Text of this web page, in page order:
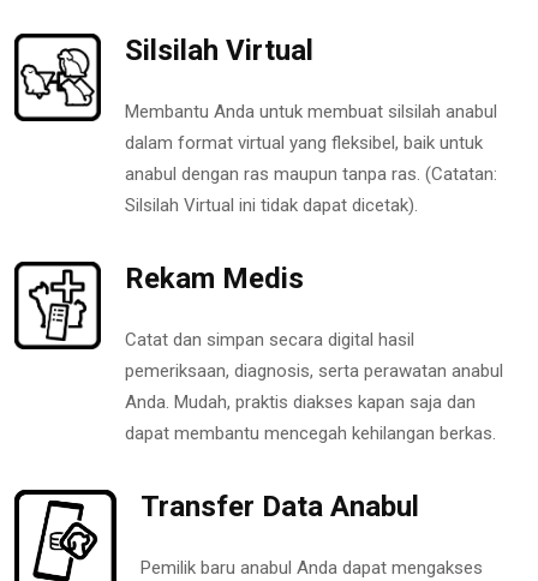
Silsilah Virtual
Membantu Anda untuk membuat silsilah anabul
dalam format virtual yang fleksibel, baik untuk
anabul dengan ras maupun tanpa ras. (Catatan:
Silsilah Virtual ini tidak dapat dicetak).
Rekam Medis
Catat dan simpan secara digital hasil
pemeriksaan, diagnosis, serta perawatan anabul
Anda. Mudah, praktis diakses kapan saja dan
dapat membantu mencegah kehilangan berkas.
Transfer Data Anabul
Pemilik baru anabul Anda dapat mengakses